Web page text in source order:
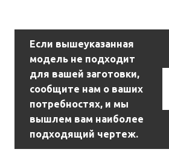
Если вышеуказанная
модель не подходит
для вашей заготовки,
сообщите нам о ваших
потребностях, и мы
вышлем вам наиболее
подходящий чертеж.